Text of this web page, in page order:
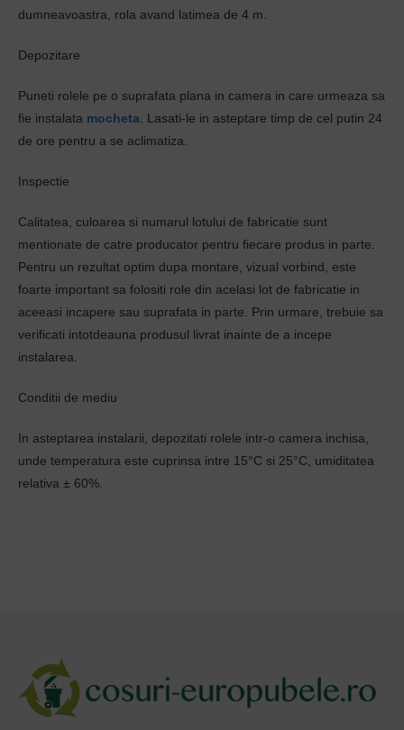
dumneavoastra, rola avand latimea de 4 m.
Depozitare
Puneti rolele pe o suprafata plana in camera in care urmeaza sa
fie instalata mocheta . Lasati-le in asteptare timp de cel putin 24
de ore pentru a se aclimatiza.
Inspectie
Calitatea, culoarea si numarul lotului de fabricatie sunt
mentionate de catre producator pentru fiecare produs in parte.
Pentru un rezultat optim dupa montare, vizual vorbind, este
foarte important sa folositi role din acelasi lot de fabricatie in
aceeasi incapere sau suprafata in parte. Prin urmare, trebuie sa
verificati intotdeauna produsul livrat inainte de a incepe
instalarea.
Conditii de mediu
In asteptarea instalarii, depozitati rolele intr-o camera inchisa,
unde temperatura este cuprinsa intre 15°C si 25°C, umiditatea
relativa ± 60%.